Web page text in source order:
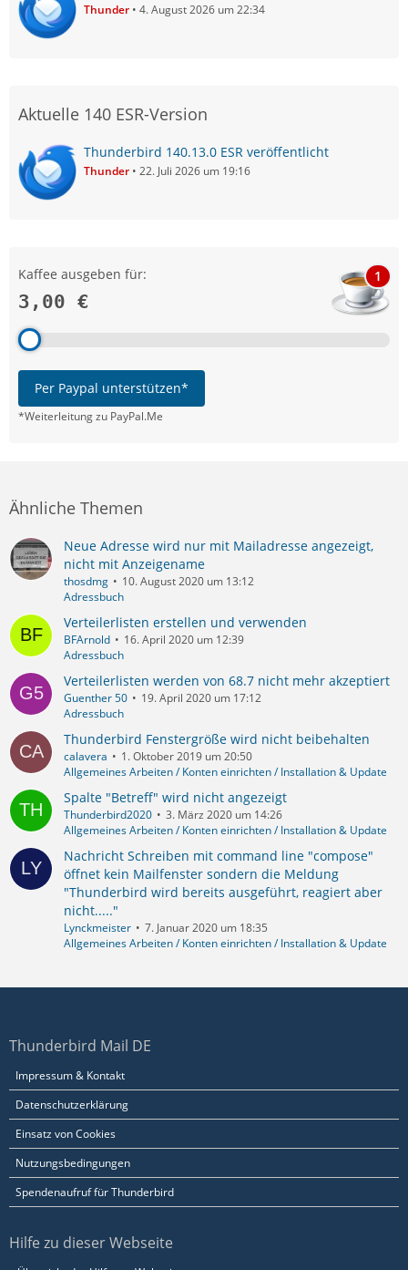
Thunder 4. August 2026 um 22:34
Aktuelle 140 ESR-Version
Thunderbird 140.13.0 ESR veröffentlicht
Thunder 22. Juli 2026 um 19:16
Kaffee ausgeben für:
3,00 €
1
Per Paypal unterstützen*
*Weiterleitung zu PayPal.Me
Ähnliche Themen
Neue Adresse wird nur mit Mailadresse angezeigt,
nicht mit Anzeigename
thosdmg
10. August 2020 um 13:12
Adressbuch
Verteilerlisten erstellen und verwenden
BFArnold
16. April 2020 um 12:39
Adressbuch
Verteilerlisten werden von 68.7 nicht mehr akzeptiert
Guenther 50
19. April 2020 um 17:12
Adressbuch
Thunderbird Fenstergröße wird nicht beibehalten
calavera
1. Oktober 2019 um 20:50
Allgemeines Arbeiten / Konten einrichten / Installation & Update
Spalte "Betreff" wird nicht angezeigt
Thunderbird2020
3. März 2020 um 14:26
Allgemeines Arbeiten / Konten einrichten / Installation & Update
Nachricht Schreiben mit command line "compose"
öffnet kein Mailfenster sondern die Meldung
"Thunderbird wird bereits ausgeführt, reagiert aber
nicht....."
Lynckmeister
7. Januar 2020 um 18:35
Allgemeines Arbeiten / Konten einrichten / Installation & Update
Thunderbird Mail DE
Impressum & Kontakt
Datenschutzerklärung
Einsatz von Cookies
Nutzungsbedingungen
Spendenaufruf für Thunderbird
Hilfe zu dieser Webseite